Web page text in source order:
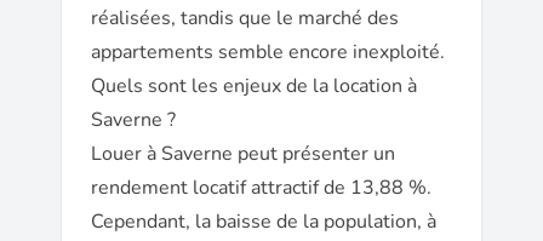
réalisées, tandis que le marché des
appartements semble encore inexploité.
Quels sont les enjeux de la location à
Saverne ?
Louer à Saverne peut présenter un
rendement locatif attractif de 13,88 %.
Cependant, la baisse de la population, à